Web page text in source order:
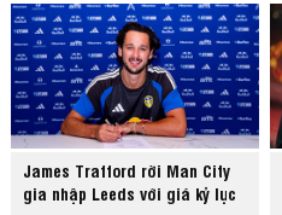
James Trafford rời Man City
gia nhập Leeds với giá kỷ lục